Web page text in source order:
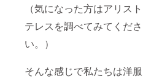
（気になった方はアリスト
テレスを調べてみてくださ
い。）
そんな感じで私たちは洋服